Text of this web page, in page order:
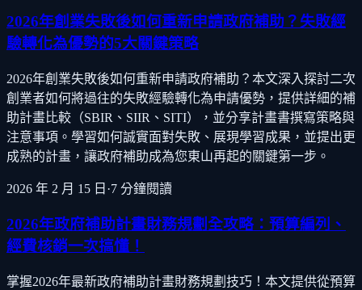
2026年創業失敗後如何重新申請政府補助？失敗經
驗轉化為優勢的5大關鍵策略
2026年創業失敗後如何重新申請政府補助？本文深入探討二次
創業者如何將過往的失敗經驗轉化為申請優勢，提供詳細的補
助計畫比較（SBIR、SIIR、SITI），並分享計畫書撰寫策略與
注意事項。學習如何誠實面對失敗、展現學習成果，並提出更
成熟的計畫，讓政府補助成為您東山再起的關鍵第一步。
2026 年 2 月 15 日 ·7 分鐘閱讀
2026年政府補助計畫財務規劃全攻略：預算編列、
經費核銷一次搞懂！
掌握2026年最新政府補助計畫財務規劃技巧！本文提供從預算